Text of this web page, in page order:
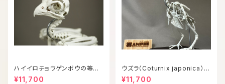
ハイイロチョウゲンボウの等倍
全身骨格レプリカ
¥11,700
ウズラ（Coturnix japonica）等
倍全身骨格模型
¥11,700